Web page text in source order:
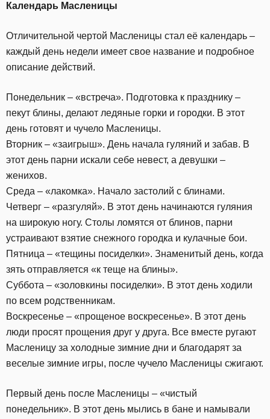
Календарь Масленицы
Отличительной чертой Масленицы стал её календарь –
каждый день недели имеет свое название и подробное
описание действий.
Понедельник – «встреча». Подготовка к празднику –
пекут блины, делают ледяные горки и городки. В этот
день готовят и чучело Масленицы.
Вторник – «заигрыш». День начала гуляний и забав. В
этот день парни искали себе невест, а девушки –
женихов.
Среда – «лакомка». Начало застолий с блинами.
Четверг – «разгуляй». В этот день начинаются гуляния
на широкую ногу. Столы ломятся от блинов, парни
устраивают взятие снежного городка и кулачные бои.
Пятница – «тещины посиделки». Знаменитый день, когда
зять отправляется «к теще на блины».
Суббота – «золовкины посиделки». В этот день ходили
по всем родственникам.
Воскресенье – «прощеное воскресенье». В этот день
люди просят прощения друг у друга. Все вместе ругают
Масленицу за холодные зимние дни и благодарят за
веселые зимние игры, после чучело Масленицы сжигают.
Первый день после Масленицы – «чистый
понедельник». В этот день мылись в бане и намывали